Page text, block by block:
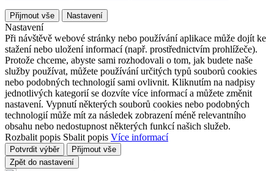
Přijmout vše Nastavení
Nastavení
Při návštěvě webové stránky nebo používání aplikace může dojít ke
stažení nebo uložení informací (např. prostřednictvím prohlížeče).
Protože chceme, abyste sami rozhodovali o tom, jak budete naše
služby používat, můžete používání určitých typů souborů cookies
nebo podobných technologií sami ovlivnit. Kliknutím na nadpisy
jednotlivých kategorií se dozvíte více informací a můžete změnit
nastavení. Vypnutí některých souborů cookies nebo podobných
technologií může mít za následek zobrazení méně relevantního
obsahu nebo nedostupnost některých funkcí našich služeb.
Rozbalit popis Sbalit popis Více informací
Potvrdit výběr
Přijmout vše
Zpět do nastavení